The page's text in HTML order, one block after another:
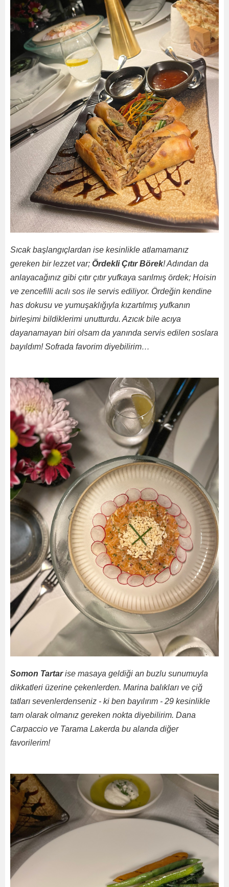
Sıcak başlangıçlardan ise kesinlikle atlamamanız
gereken bir lezzet var; Ördekli Çıtır Börek! Adından da
anlayacağınız gibi çıtır çıtır yufkaya sarılmış ördek; Hoisin
ve zencefilli acılı sos ile servis ediliyor. Ördeğin kendine
has dokusu ve yumuşaklığıyla kızartılmış yufkanın
birleşimi bildiklerimi unutturdu. Azıcık bile acıya
dayanamayan biri olsam da yanında servis edilen soslara
bayıldım! Sofrada favorim diyebilirim…
Somon Tartarise masaya geldiği an buzlu sunumuyla
dikkatleri üzerine çekenlerden. Marina balıkları ve çiğ
tatları sevenlerdenseniz - ki ben bayılırım - 29 kesinlikle
tam olarak olmanız gereken nokta diyebilirim. Dana
Carpaccio ve Tarama Lakerda bu alanda diğer
favorilerim!